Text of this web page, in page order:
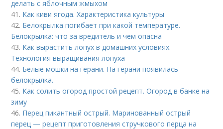
делать с яблочным жмыхом
41. Как киви ягода. Характеристика культуры
42. Белокрылка погибает при какой температуре.
Белокрылка: что за вредитель и чем опасна
43. Как вырастить лопух в домашних условиях.
Технология выращивания лопуха
44. Белые мошки на герани. На герани появилась
белокрылка.
45. Как солить огород простой рецепт. Огород в банке на
зиму
46. Перец пикантный острый. Маринованный острый
перец — рецепт приготовления стручкового перца на